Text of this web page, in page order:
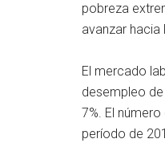
pobreza
avanzar
El mercado
desempleo
7%. El
período de